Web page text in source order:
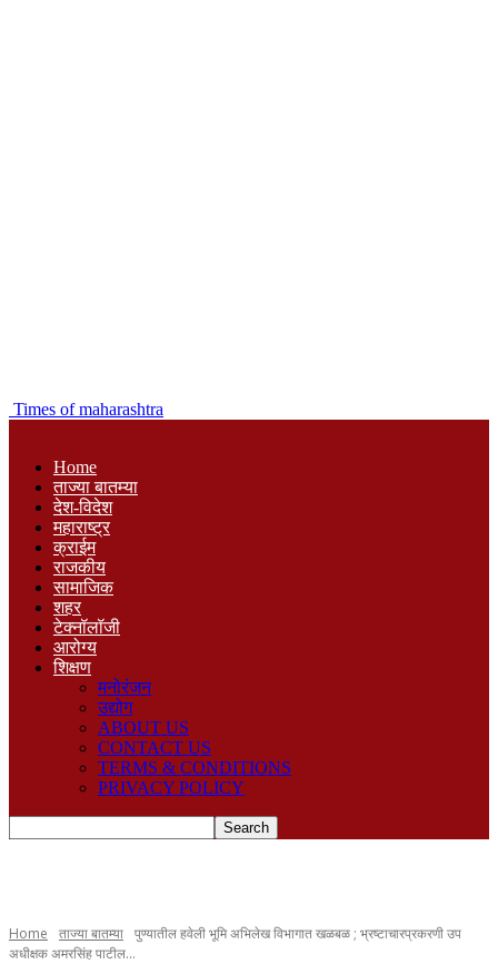
Times of maharashtra
Home
ताज्या बातम्या
देश-विदेश
महाराष्ट्र
क्राईम
राजकीय
सामाजिक
शहर
टेक्नॉलॉजी
आरोग्य
शिक्षण
मनोरंजन
उद्योग
ABOUT US
CONTACT US
TERMS & CONDITIONS
PRIVACY POLICY
Home ताज्या बातम्या पुण्यातील हवेली भूमि अभिलेख विभागात खळबळ ; भ्रष्टाचारप्रकरणी उप
अधीक्षक अमरसिंह पाटील...